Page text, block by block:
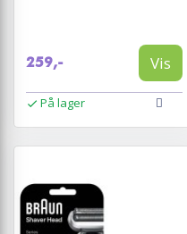
259,- Vis
På lager